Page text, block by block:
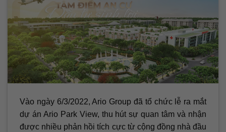
Vào ngày 6/3/2022, Ario Group đã tổ chức lễ ra mắt
dự án Ario Park View, thu hút sự quan tâm và nhận
được nhiều phản hồi tích cực từ cộng đồng nhà đầu